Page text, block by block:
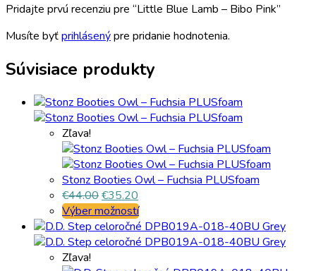
Pridajte prvú recenziu pre “Little Blue Lamb – Bibo Pink”
Musíte byťprihlásenýpre pridanie hodnotenia.
Súvisiace produkty
Zľava!
Stonz Booties Owl – Fuchsia PLUSfoam
€44.00€35.20
Výber možností
Zľava!